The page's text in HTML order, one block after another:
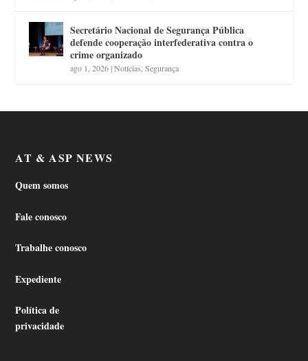
Secretário Nacional de Segurança Pública
defende cooperação interfederativa contra o
crime organizado
ago 1, 2026|Notícias,Segurança
AT & ASP NEWS
Quem somos
Fale conosco
Trabalhe conosco
Expediente
Política de
privacidade